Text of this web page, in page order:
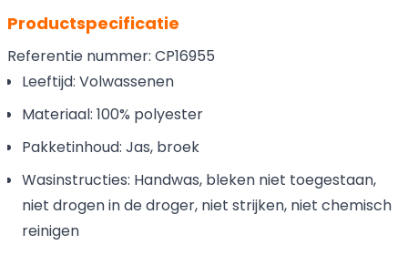
Productspecificatie
Referentie nummer: CP16955
Leeftijd: Volwassenen
Materiaal: 100% polyester
Pakketinhoud: Jas, broek
Wasinstructies: Handwas, bleken niet toegestaan,
niet drogen in de droger, niet strijken, niet chemisch
reinigen